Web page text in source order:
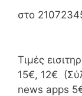
στο
Τιμές
15€, 12€
news apps